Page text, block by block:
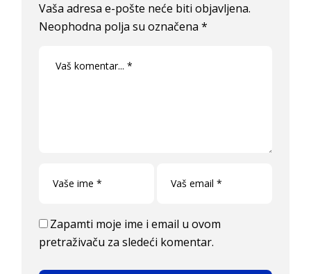
Vaša adresa e-pošte neće biti objavljena.
Neophodna polja su označena*
Zapamti moje ime i email u ovom
pretraživaču za sledeći komentar.